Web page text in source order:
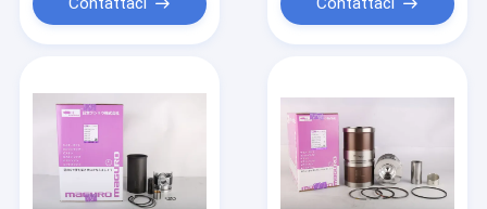
Prodotti
Mostra VR
Chi siamo